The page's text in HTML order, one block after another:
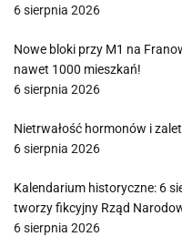
6 sierpnia 2026
Nowe bloki przy M1 na
nawet 1000 mieszkań!
6 sierpnia 2026
Nietrwałość hormonów i
6 sierpnia 2026
Kalendarium historyczne: 6
tworzy fikcyjny Rząd
6 sierpnia 2026